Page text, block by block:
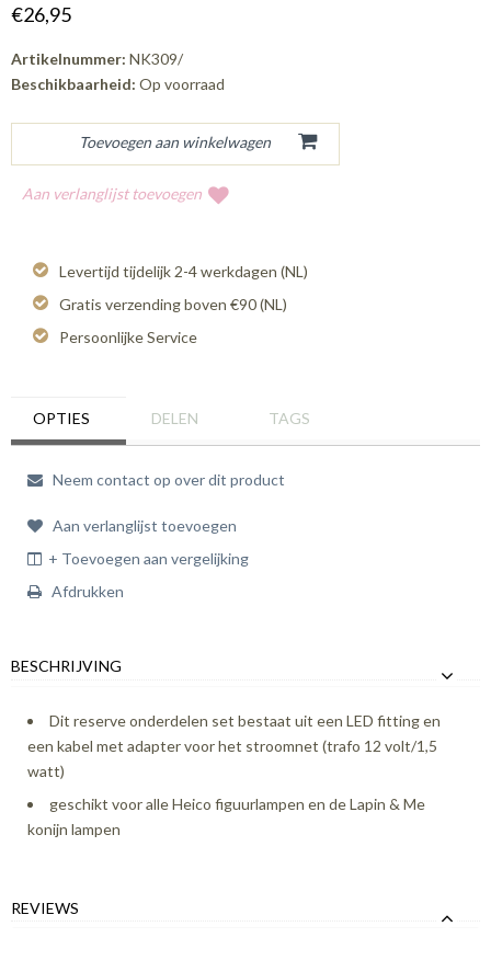
€26,95
Artikelnummer: NK309/
Beschikbaarheid: Op voorraad
Aan verlanglijst toevoegen
Levertijd tijdelijk 2-4 werkdagen (NL)
Gratis verzending boven €90 (NL)
Persoonlijke Service
OPTIES DELEN TAGS
Neem contact op over dit product
Aan verlanglijst toevoegen
+ Toevoegen aan vergelijking
Afdrukken
BESCHRIJVING
Dit reserve onderdelen set bestaat uit een LED fitting en
een kabel met adapter voor het stroomnet (trafo 12 volt/1,5
watt)
geschikt voor alle Heico figuurlampen en de Lapin & Me
konijn lampen
REVIEWS